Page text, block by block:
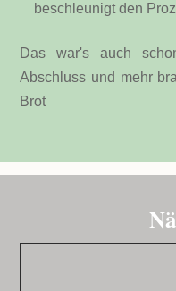
beschleunigt den
Das war's auch
Abschluss und mehr
Brot